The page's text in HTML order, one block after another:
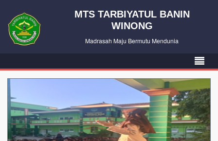
MTS TARBIYATUL BANIN
WINONG
Madrasah Maju Bermutu Mendunia